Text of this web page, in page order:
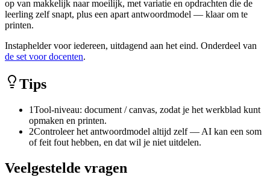
op van makkelijk naar moeilijk, met variatie en opdrachten die de
leerling zelf snapt, plus een apart antwoordmodel — klaar om te
printen.
Instaphelder voor iedereen, uitdagend aan het eind. Onderdeel van
de set voor docenten.
Tips
1Tool-niveau: document / canvas, zodat je het werkblad kunt
opmaken en printen.
2Controleer het antwoordmodel altijd zelf — AI kan een som
of feit fout hebben, en dat wil je niet uitdelen.
Veelgestelde vragen